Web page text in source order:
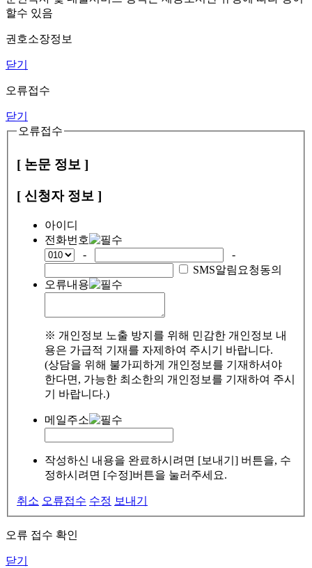
할수 있음
권호소장정보
닫기
오류접수
닫기
오류접수
[ 논문 정보 ]
[ 신청자 정보 ]
아이디
전화번호
-
-
SMS알림요청동의
오류내용
※ 개인정보 노출 방지를 위해 민감한 개인정보 내
용은 가급적 기재를 자제하여 주시기 바랍니다.
(상담을 위해 불가피하게 개인정보를 기재하셔야
한다면, 가능한 최소한의 개인정보를 기재하여 주시
기 바랍니다.)
메일주소
작성하신 내용을 완료하시려면 [보내기] 버튼을, 수
정하시려면 [수정]버튼을 눌러주세요.
취소 오류접수 수정 보내기
오류 접수 확인
닫기